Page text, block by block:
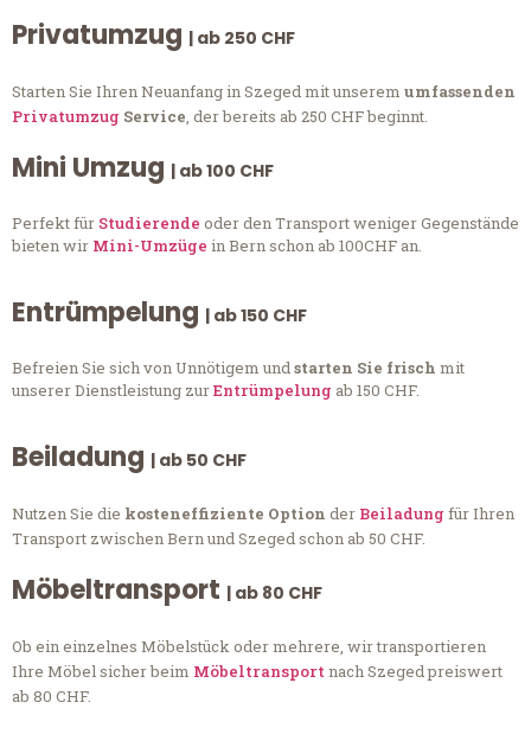
Privatumzug | ab 250 CHF
Starten Sie Ihren Neuanfang in Szeged mit unserem umfassenden
Privatumzug Service, der bereits ab 250 CHF beginnt.
Mini Umzug | ab 100 CHF
Perfekt für Studierende oder den Transport weniger Gegenstände
bieten wir Mini-Umzüge in Bern schon ab 100CHF an.
Entrümpelung | ab 150 CHF
Befreien Sie sich von Unnötigem undstarten Sie frisch mit
unserer Dienstleistung zurEntrümpelung ab 150 CHF.
Beiladung | ab 50 CHF
Nutzen Sie die kosteneffiziente Option der Beiladung für Ihren
Transport zwischen Bern und Szeged schon ab 50 CHF.
Möbeltransport | ab 80 CHF
Ob ein einzelnes Möbelstück oder mehrere, wir transportieren
Ihre Möbel sicher beim Möbeltransportnach Szeged preiswert
ab 80 CHF.